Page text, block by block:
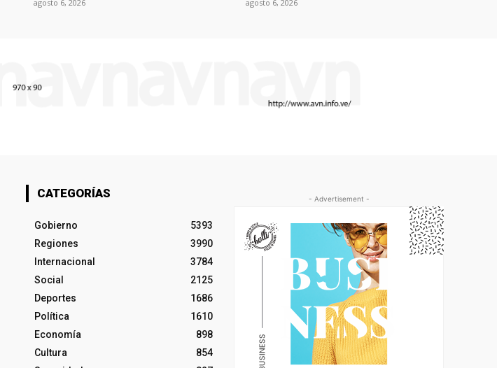
agosto 6, 2026 agosto 6, 2026
CATEGORÍAS
Gobierno
5393
Regiones
3990
Internacional
3784
Social
2125
Deportes
1686
Política
1610
Economía
898
Cultura
854
- Advertisement -